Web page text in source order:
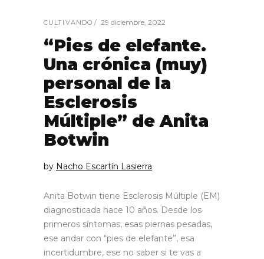
CULTIVANDO 29 diciembre, 2022
“Pies de elefante.
Una crónica (muy)
personal de la
Esclerosis
Múltiple” de Anita
Botwin
by Nacho Escartín Lasierra
Anita Botwin tiene Esclerosis Múltiple (EM)
diagnosticada hace 10 años. Desde los
primeros síntomas, esas piernas pesadas,
ese andar con “pies de elefante”, esa
incertidumbre, ese no saber si te vas a